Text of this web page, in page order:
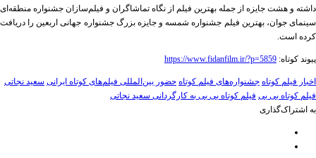
داشته و هشت جایزه از جمله بهترین فیلم از نگاه تماشاگران و فیلم‌سازان جشنواره منطقه‌ای
سینمای جوان، بهترین فیلم جشنواره شمسه و جایزه بزرگ جشنواره جهانی اربعین را دریافت
کرده است.
پیوند کوتاه: https://www.fidanfilm.ir/?p=5859
اخبار فیلم کوتاه جشنواره‌های فیلم کوتاه حضور بین‌المللی فیلم‌های کوتاه ایرانی سعید نجاتی
فیلم کوتاه بی بی فیلم کوتاه بی بی به کارگردانی سعید نجاتی
به اشتراک‌گذاری